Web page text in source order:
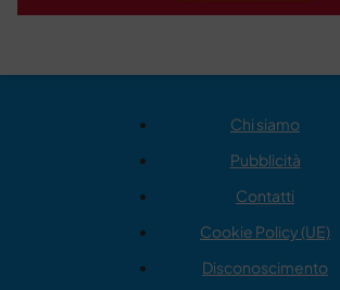
Chi siamo
Pubblicità
Contatti
Cookie Policy (UE)
Disconoscimento